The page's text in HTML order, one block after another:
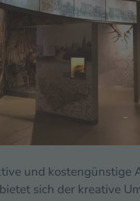
und kostengünstige
sich der kreative